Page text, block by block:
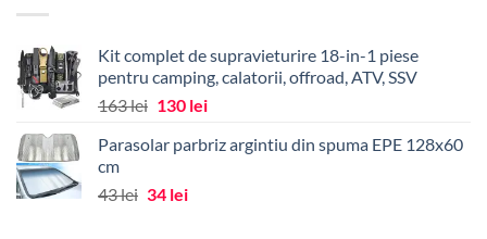
Kit complet de supravieturire 18-in-1 piese
pentru camping, calatorii, offroad, ATV, SSV
163lei Prețul
a
163 lei.
130 leiPrețul
este:
Parasolar parbriz argintiu din spuma EPE 128x60
cm
43lei Prețul
34 leiPrețul